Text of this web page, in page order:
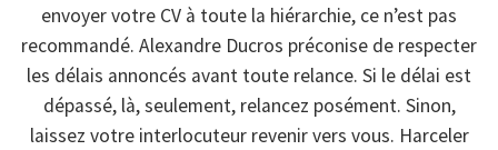
envoyer votre CV à toute la hiérarchie, ce n’est pas
recommandé. Alexandre Ducros préconise de respecter
les délais annoncés avant toute relance. Si le délai est
dépassé, là, seulement, relancez posément. Sinon,
laissez votre interlocuteur revenir vers vous. Harceler